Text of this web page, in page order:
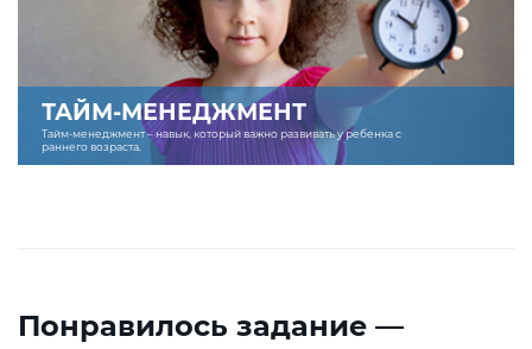
ТАЙМ-МЕНЕДЖМЕНТ
Тайм-менеджмент – навык, который важно развивать у ребенка с
раннего возраста.
Понравилось задание —